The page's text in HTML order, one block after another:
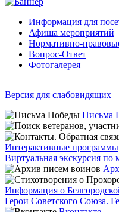
Информация для
Афиша мероприятий
Нормативно-
Вопрос-Ответ
Фотогалерея
Версия для слабовидящих
Письма
Интерактивные программы
Виртуальная экскурсия по
Информация о
Герои Советского Союза.